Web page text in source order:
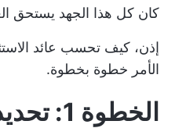
كان كل هذا الجهد يستحق
إذن، كيف تحسب عائد
الأمر خطوة بخطوة.
الخطوة